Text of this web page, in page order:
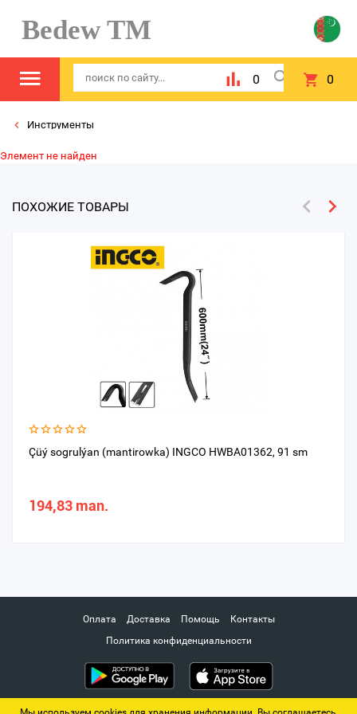
Bedew TM
0 0
Инструменты
Элемент не найден
ПОХОЖИЕ ТОВАРЫ
Çüý sogrulýan (mantirowka) INGCO HWBA01362, 91 sm
194,83 man.
Оплата Доставка Помощь
Контакты
Политика конфиденциальности